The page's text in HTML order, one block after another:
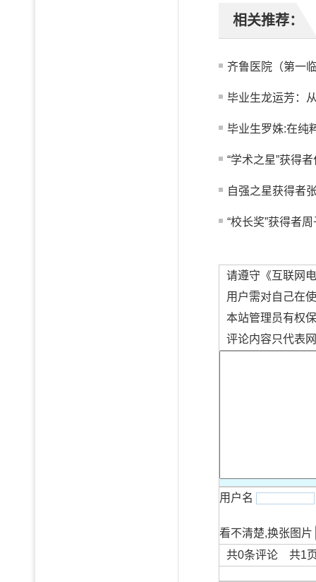
相关推荐：
齐鲁医院（第一
毕业生龙运芳：
毕业生罗姝:在纯
“学术之星”获得
自强之星获得者
“校长奖”获得者
请遵守《互联网
用户需对自己在
本站管理员有权
评论内容只代表
用户名
看不清楚,换张图片
共0条评论 共1